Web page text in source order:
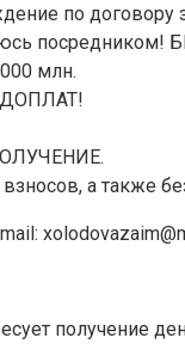
по договору
млн.
а также